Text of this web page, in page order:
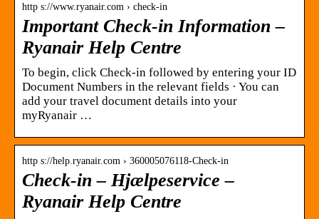
http s://www.ryanair.com › check-in
Important Check-in Information –
Ryanair Help Centre
To begin, click Check-in followed by entering your ID
Document Numbers in the relevant fields · You can
add your travel document details into your
myRyanair …
http s://help.ryanair.com › 360005076118-Check-in
Check-in – Hjælpeservice –
Ryanair Help Centre